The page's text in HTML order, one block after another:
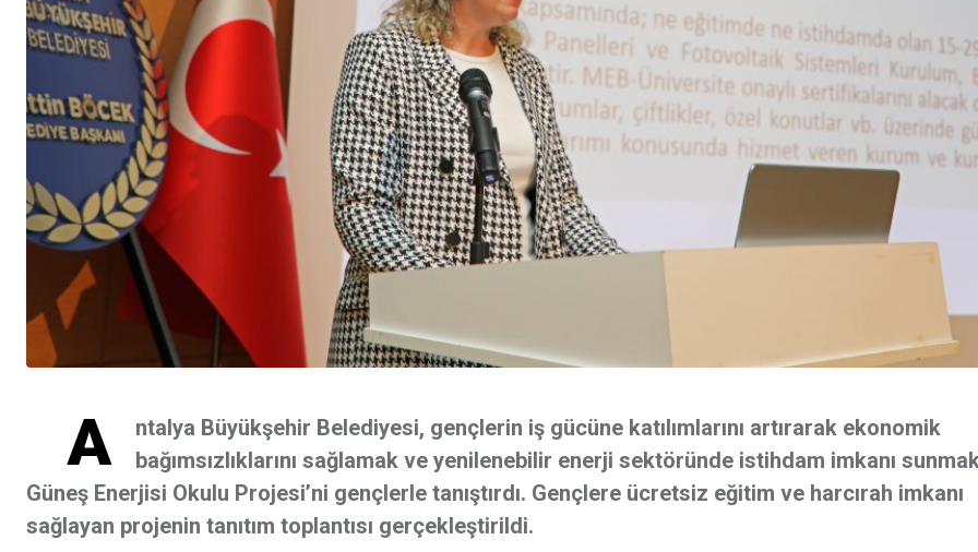
A
ntalya Büyükşehir Belediyesi, gençlerin iş gücüne katılımlarını artırarak ekonomik
bağımsızlıklarını sağlamak ve yenilenebilir enerji sektöründe istihdam imkanı
Güneş Enerjisi Okulu Projesi’ni gençlerle tanıştırdı. Gençlere ücretsiz eğitim ve harcırah imkanı
sağlayan projenin tanıtım toplantısı gerçekleştirildi.